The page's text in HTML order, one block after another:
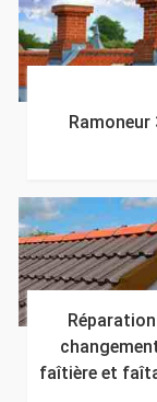
Ramoneur
faîtière et